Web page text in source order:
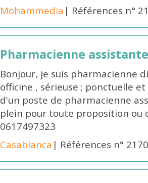
Mohammedia | Références n°
Pharmacienne
Bonjour, je suis pharmacienne
officine , sérieuse ; ponctuelle
d'un poste de pharmacienne
plein pour toute proposition ou
0617497323
Casablanca | Références n°